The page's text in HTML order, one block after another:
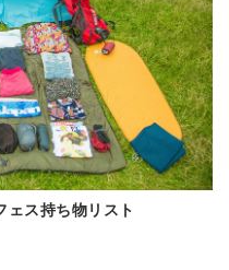
ェス持ち物リスト